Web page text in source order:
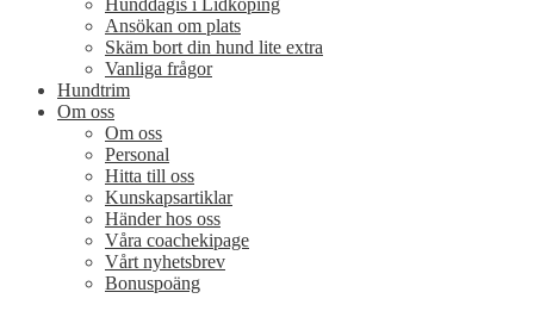
Ansökan om plats
Skäm bort din hund lite extra
Vanliga frågor
Hundtrim
Om oss
Om oss
Personal
Hitta till oss
Kunskapsartiklar
Händer hos oss
Våra coachekipage
Vårt nyhetsbrev
Bonuspoäng